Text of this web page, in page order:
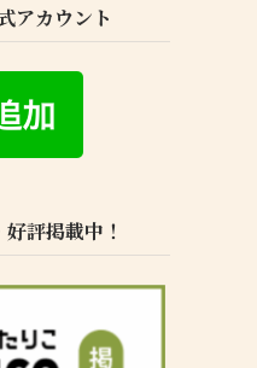
アカウント
評掲載中！